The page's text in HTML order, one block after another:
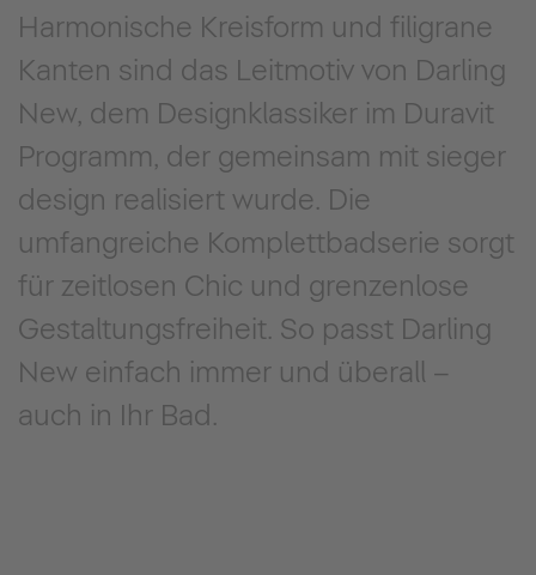
Harmonische Kreisform und filigrane
Kanten sind das Leitmotiv von Darling
New, dem Designklassiker im Duravit
Programm, der gemeinsam mit sieger
design realisiert wurde. Die
umfangreiche Komplettbadserie sorgt
für zeitlosen Chic und grenzenlose
Gestaltungsfreiheit. So passt Darling
New einfach immer und überall –
auch in Ihr Bad.